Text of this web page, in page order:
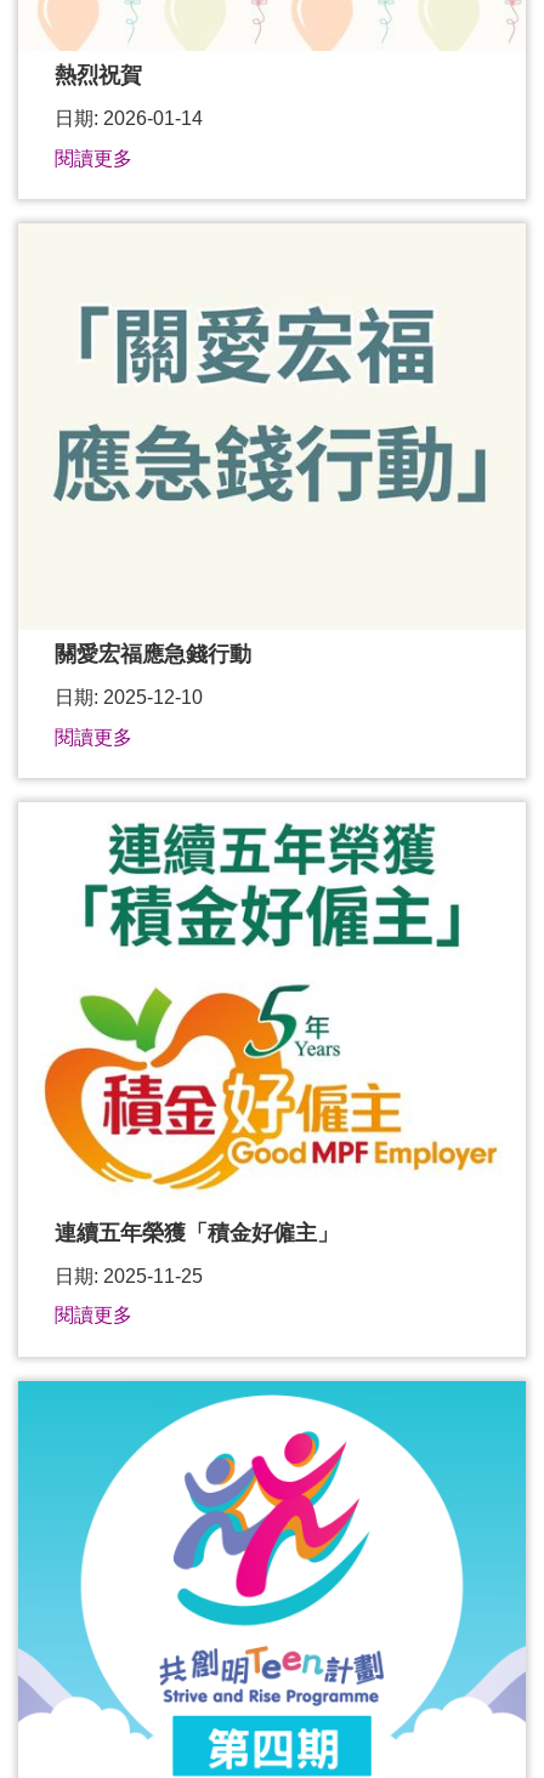
熱烈祝賀
日期: 2026-01-14
閱讀更多
關愛宏福應急錢行動
日期: 2025-12-10
閱讀更多
連續五年榮獲「積金好僱主」
日期: 2025-11-25
閱讀更多